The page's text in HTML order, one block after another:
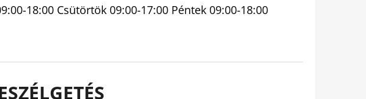
18:00 Csütörtök 09:00-17:00 Péntek 09:00-18:00